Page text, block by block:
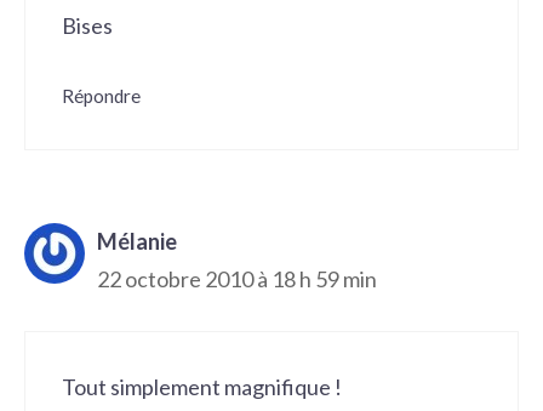
Bises
Répondre
Mélanie
22 octobre 2010 à 18 h 59 min
Tout simplement magnifique !